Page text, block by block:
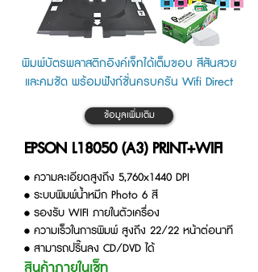
พิมพ์บัตรพลาสติกอิงค์เจ็ทได้เต็มขอบ สีสันสวย
และคมชัด พร้อมฟังก์ชั่นครบครัน Wifi Direct
ข้อมูลเพิ่มเติม
EPSON L18050 (A3) PRINT+WIFI
• ความละเอียดสูงถึง 5,760x1440 DPI
• ระบบพิมพ์น้ำหมึก Photo 6 สี
• รองรับ WIFI ภายในตัวเครื่อง
• ความเร็วในการพิมพ์ สูงถึง 22/22 หน้าต่อนาที
• สามารถปริ๊นลง CD/DVD ได้
สินค้าภายในเช็ท